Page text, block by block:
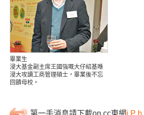
畢業生
浸大基金副主席王國強嘅大仔紹基喺
浸大攻讀工商管理碩士，畢業後不忘
回饋母校。
第一手消息請下載on.cc東網